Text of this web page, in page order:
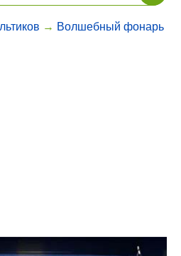
→ Волшебный фонарь